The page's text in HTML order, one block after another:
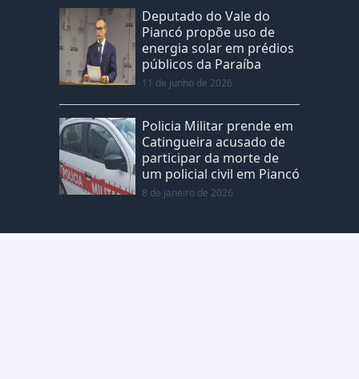
Deputado do Vale do
Piancó propõe uso de
energia solar em prédios
públicos da Paraíba
11 de junho de 2026
Policia Militar prende em
Catingueira acusado de
participar da morte de
um policial civil em Piancó
8 de janeiro de 2026